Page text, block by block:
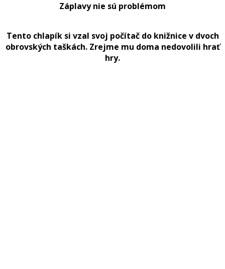
Záplavy nie sú problémom
Tento chlapík si vzal svoj počítač do knižnice v dvoch
obrovských taškách. Zrejme mu doma nedovolili hrať
hry.